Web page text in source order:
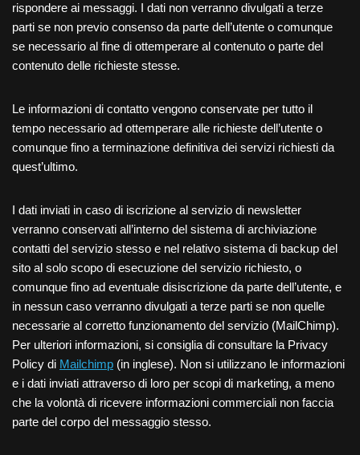
rispondere ai messaggi. I dati non verranno divulgati a terze
parti se non previo consenso da parte dell’utente o comunque
se necessario al fine di ottemperare al contenuto o parte del
contenuto delle richieste stesse.
Le informazioni di contatto vengono conservate per tutto il
tempo necessario ad ottemperare alle richieste dell’utente o
comunque fino a terminazione definitiva dei servizi richiesti da
quest’ultimo.
I dati inviati in caso di iscrizione al servizio di newsletter
verranno conservati all’interno del sistema di archiviazione
contatti del servizio stesso e nel relativo sistema di backup del
sito al solo scopo di esecuzione del servizio richiesto, o
comunque fino ad eventuale disiscrizione da parte dell’utente, e
in nessun caso verranno divulgati a terze parti se non quelle
necessarie al corretto funzionamento del servizio (MailChimp).
Per ulteriori informazioni, si consiglia di consultare la Privacy
Policy di Mailchimp (in inglese). Non si utilizzano le informazioni
e i dati inviati attraverso di loro per scopi di marketing, a meno
che la volontà di ricevere informazioni commerciali non faccia
parte del corpo del messaggio stesso.